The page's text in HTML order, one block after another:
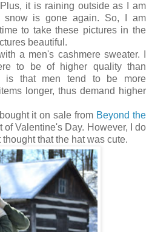
it is raining outside as I am
snow is gone again. So, I am
to take these pictures in the
beautiful.
a men's cashmere sweater. I
to be of higher quality than
is that men tend to be more
longer, thus demand higher
it on sale from Beyond the
of Valentine's Day. However, I do
that the hat was cute.